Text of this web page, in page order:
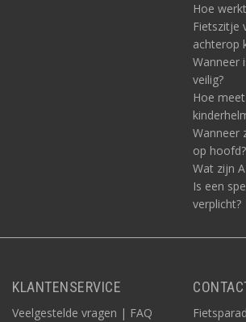
Hoe
Fietszitje
achterop
Wanneer
veilig?
Hoe
Wanneer
op hoofd?
Wat zijn
Is een
verplicht?
KLANTENSERVICE
Veelgestelde vragen | FAQ